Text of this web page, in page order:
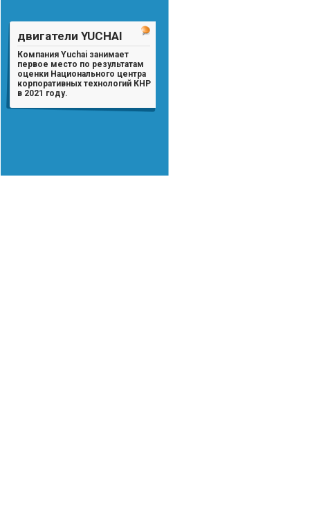
двигатели YUCHAI
Компания Yuchai занимает
первое место по результатам
оценки Национального центра
корпоративных технологий КНР
в 2021 году.